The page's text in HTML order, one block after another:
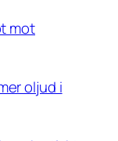
mot
oljud i